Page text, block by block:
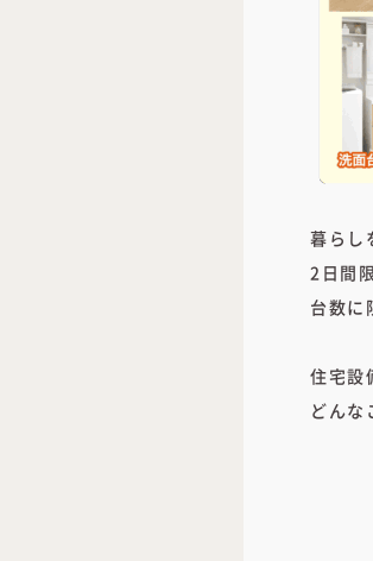
暮らし
2日間
台数に
住宅設
どんな